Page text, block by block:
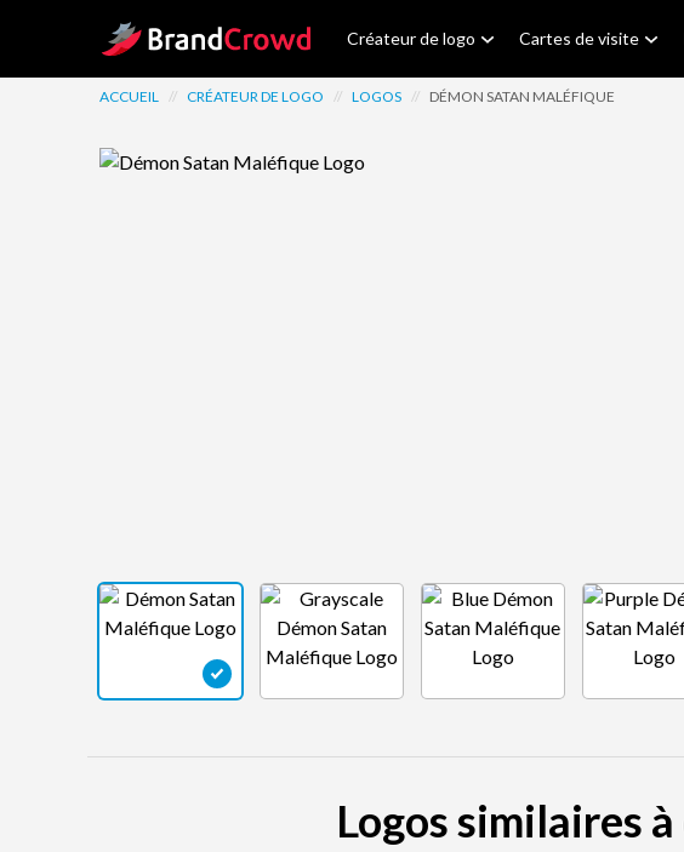
Site Logo Créateur de logo Cartes de visite
ACCUEIL // CRÉATEUR DE LOGO // LOGOS // DÉMON SATAN MALÉFIQUE
Logos similaires